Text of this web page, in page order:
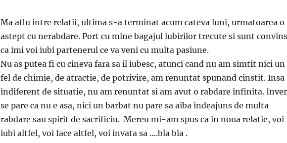
Ma aflu intre relatii, ultima s-a terminat acum cateva luni, urmatoarea o
astept cu nerabdare. Port cu mine bagajul iubirilor trecute si sunt
ca imi voi iubi partenerul ce va veni cu multa pasiune.
Nu as putea fi cu cineva fara sa il iubesc, atunci cand nu am simtit nici un
fel de chimie, de atractie, de potrivire, am renuntat spunand cinstit. Insa
indiferent de situatie, nu am renuntat si am avut o rabdare infinita.
se pare ca nu e asa, nici un barbat nu pare sa aiba indeajuns de multa
rabdare sau spirit de sacrificiu. Mereu mi-am spus ca in noua relatie, voi
iubi altfel, voi face altfel, voi invata sa ….bla bla .